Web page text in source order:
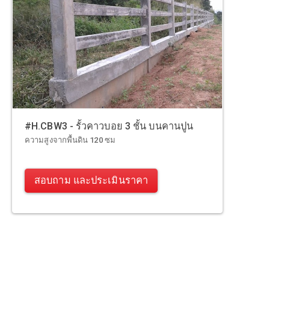
#H.CBW3 - รั้วคาวบอย 3 ชั้น บนคานปูน
ความสูงจากพื้นดิน 120 ซม
สอบถาม และประเมินราคา